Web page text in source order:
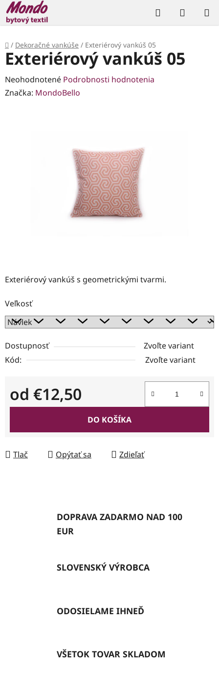
Prejsť
na
obsah
Hľadať
KOŠÍK
Domov
/ Dekoračné vankúše / Exteriérový vankúš 05
Exteriérový vankúš s geometrickými tvarmi.
Veľkosť
Dostupnosť
Zvoľte variant
Kód:
Zvoľte variant
od €12,50
Jednotková cena:
DO KOŠÍKA
Tlač Opýtať sa Zdieľať
Exteriérový vankúš 05
Priemerné
hodnotenie
Neohodnotené Podrobnosti hodnotenia
Značka: MondoBello
DOPRAVA ZADARMO NAD 100
EUR
SLOVENSKÝ VÝROBCA
ODOSIELAME IHNEĎ
VŠETOK TOVAR SKLADOM